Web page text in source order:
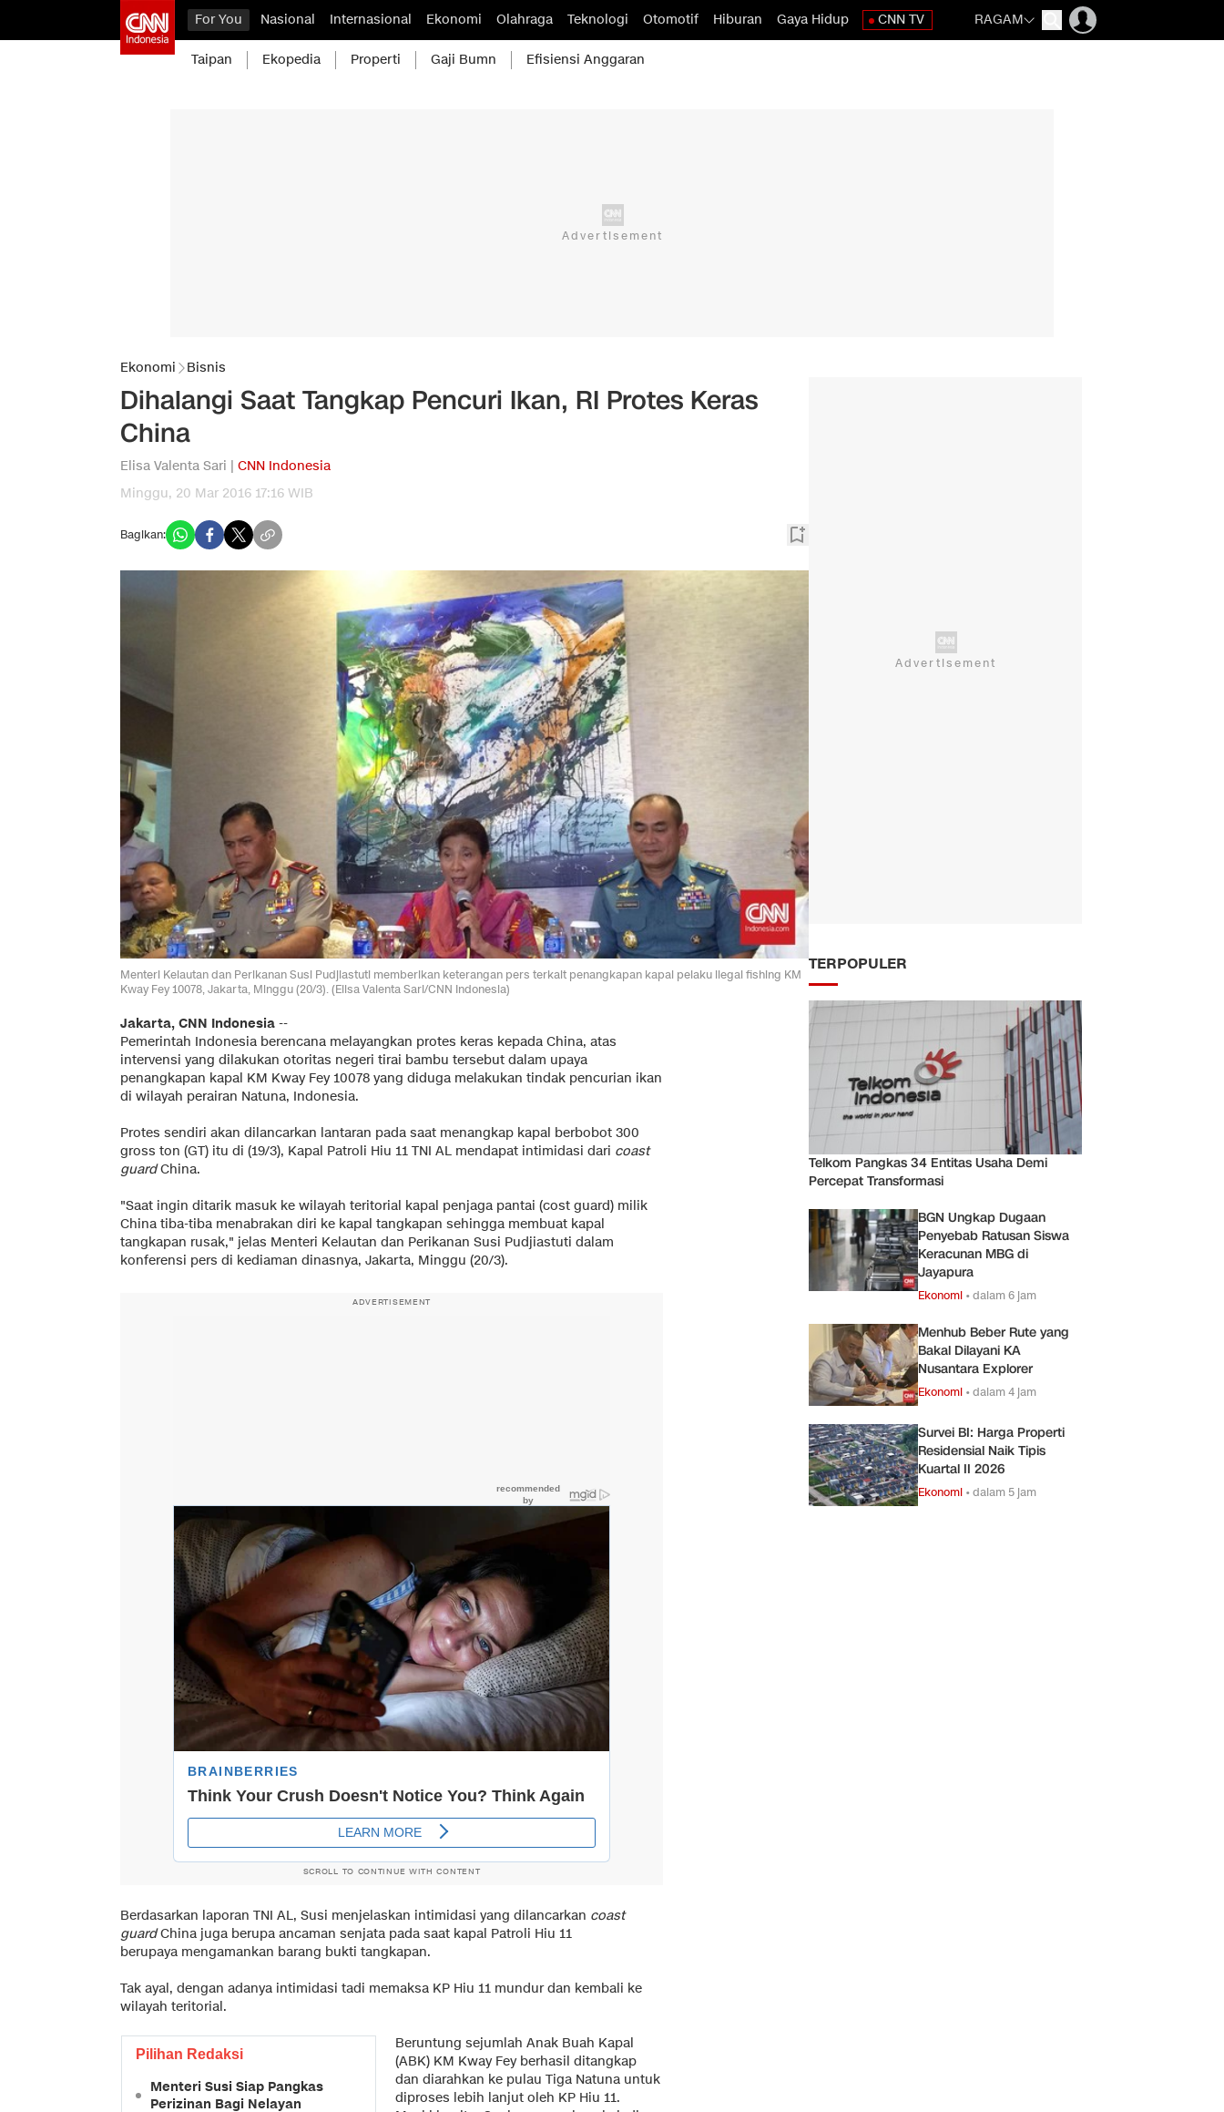
For You Nasional Internasional Ekonomi Olahraga Teknologi Otomotif Hiburan Gaya Hidup CNN TV RAGAM
Taipan Ekopedia Properti Gaji Bumn Efisiensi Anggaran
Ekonomi Bisnis
Dihalangi Saat Tangkap Pencuri Ikan, RI Protes Keras
China
Elisa Valenta Sari | CNN Indonesia
Minggu, 20 Mar 2016 17:16 WIB
Bagikan:
Menteri Kelautan dan Perikanan Susi Pudjiastuti memberikan keterangan pers terkait penangkapan kapal pelaku ilegal fishing KM
Kway Fey 10078, Jakarta, Minggu (20/3). (Elisa Valenta Sari/CNN Indonesia)
Jakarta, CNN Indonesia --
Pemerintah Indonesia berencana melayangkan protes keras kepada China, atas
intervensi yang dilakukan otoritas negeri tirai bambu tersebut dalam upaya
penangkapan kapal KM Kway Fey 10078 yang diduga melakukan tindak pencurian ikan
di wilayah perairan Natuna, Indonesia.
Protes sendiri akan dilancarkan lantaran pada saat menangkap kapal berbobot 300
gross ton (GT) itu di (19/3), Kapal Patroli Hiu 11 TNI AL mendapat intimidasi dari coast
guardChina.
"Saat ingin ditarik masuk ke wilayah teritorial kapal penjaga pantai (cost guard) milik
China tiba-tiba menabrakan diri ke kapal tangkapan sehingga membuat kapal
tangkapan rusak," jelas Menteri Kelautan dan Perikanan Susi Pudjiastuti dalam
konferensi pers di kediaman dinasnya, Jakarta, Minggu (20/3).
ADVERTISEMENT
SCROLL TO CONTINUE WITH CONTENT
Berdasarkan laporan TNI AL, Susi menjelaskan intimidasi yang dilancarkan coast
guardChina juga berupa ancaman senjata pada saat kapal Patroli Hiu 11
berupaya mengamankan barang bukti tangkapan.
Tak ayal, dengan adanya intimidasi tadi memaksa KP Hiu 11 mundur dan kembali ke
wilayah teritorial.
Pilihan Redaksi
Menteri Susi Siap Pangkas
Perizinan Bagi Nelayan
Beruntung sejumlah Anak Buah Kapal
(ABK) KM Kway Fey berhasil ditangkap
dan diarahkan ke pulau Tiga Natuna untuk
diproses lebih lanjut oleh KP Hiu 11.
TERPOPULER
Telkom Pangkas 34 Entitas Usaha Demi
Percepat Transformasi
BGN Ungkap Dugaan
Penyebab Ratusan Siswa
Keracunan MBG di
Jayapura
Ekonomi •dalam 6 jam
Menhub Beber Rute yang
Bakal Dilayani KA
Nusantara Explorer
Ekonomi •dalam 4 jam
Survei BI: Harga Properti
Residensial Naik Tipis
Kuartal II 2026
Ekonomi •dalam 5 jam